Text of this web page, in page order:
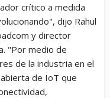
crítico a medida
dijo Rahul
y director
"Por medio de
de la industria en el
de IoT que